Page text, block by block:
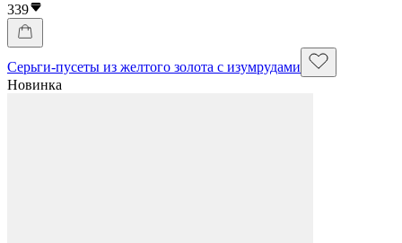
339
Серьги-пусеты из желтого золота с изумрудами
Новинка